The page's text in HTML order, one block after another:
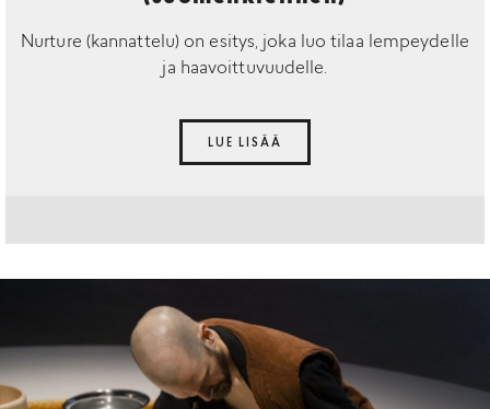
Nurture (kannattelu) on esitys, joka luo tilaa lempeydelle
ja haavoittuvuudelle.
LUE LISÄÄ